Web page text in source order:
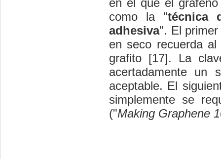
en el que el
como la "técnica
adhesiva". El
en seco recuerda
grafito [17]. La
acertadamente un
aceptable. El
simplemente se
("Making Graphene